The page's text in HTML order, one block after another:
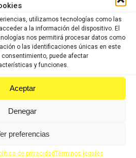
utilizamos tecnologías como las
a la información del dispositivo. El
nos permitirá procesar datos como
o las identificaciones únicas en este
puede afectar
y funciones.
Aceptar
Denegar
preferencias
de privacidadTérminos legales
Share
on
LinkedIn
completo CSR ONA 125cc
€ IVA incluido 25,33€ IVA incluido
CSR ONA 125cc